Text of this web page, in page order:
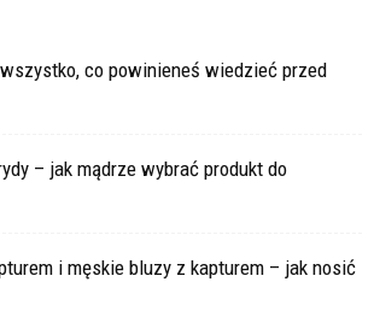
co powinieneś wiedzieć przed
– jak mądrze wybrać produkt do
i męskie bluzy z kapturem – jak nosić